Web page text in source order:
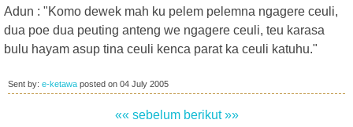
Adun : "Komo dewek mah ku pelem pelemna ngagere ceuli,
dua poe dua peuting anteng we ngagere ceuli, teu karasa
bulu hayam asup tina ceuli kenca parat ka ceuli katuhu."
Sent by: e-ketawa posted on 04 July 2005
«« sebelum berikut »»